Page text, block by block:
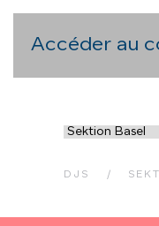
Accéder au
DJS